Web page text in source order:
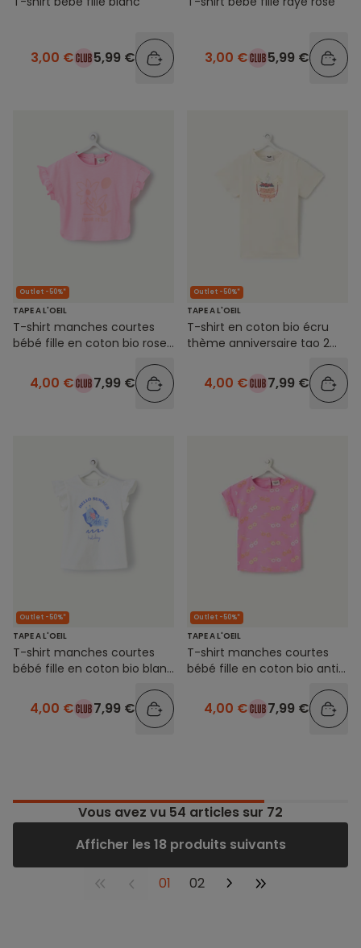
3,00 € 5,99 € 3,00 € 5,99 €
Outlet -50%*
TAPE A L'OEIL
T-shirt manches courtes
bébé fille en coton bio rose
4,00 € 7,99 €
Outlet -50%*
TAPE A L'OEIL
T-shirt en coton bio écru
thème anniversaire tao 2
4,00 € 7,99 €
Outlet -50%*
TAPE A L'OEIL
T-shirt manches courtes
bébé fille en coton bio blanc
4,00 € 7,99 €
Outlet -50%*
TAPE A L'OEIL
T-shirt manches courtes
bébé fille en coton bio anti-
4,00 € 7,99 €
Vous avez vu 54 articles sur 72
Afficher les 18 produits suivants
01 02